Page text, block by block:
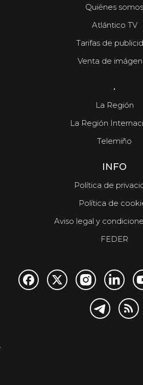
Quiénes somos
Atlántico TV
Tarifas de
Venta de
.
La Región
La Región
Telemiño
INFO
Política de
Política de
Aviso legal y
FEDER